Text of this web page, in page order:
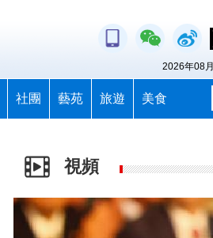
社團 藝苑 旅遊 美食
2026年08
視頻